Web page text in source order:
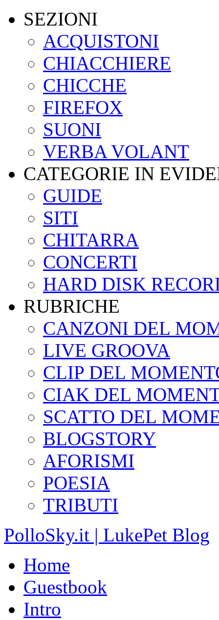
SEZIONI
ACQUISTONI
CHIACCHIERE
CHICCHE
FIREFOX
SUONI
VERBA VOLANT
CATEGORIE IN
GUIDE
SITI
CHITARRA
CONCERTI
HARD DISK
RUBRICHE
CANZONI DEL
LIVE GROOVA
CLIP DEL
CIAK DEL
SCATTO DEL
BLOGSTORY
AFORISMI
POESIA
TRIBUTI
PolloSky.it | LukePet Blog
Home
Guestbook
Intro